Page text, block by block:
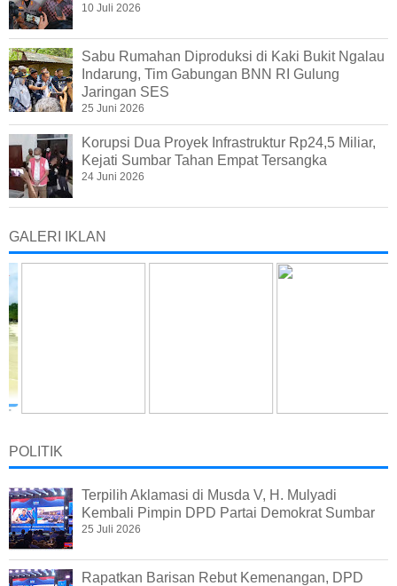
10 Juli 2026
Sabu Rumahan Diproduksi di Kaki Bukit Ngalau
Indarung, Tim Gabungan BNN RI Gulung
Jaringan SES
25 Juni 2026
Korupsi Dua Proyek Infrastruktur Rp24,5 Miliar,
Kejati Sumbar Tahan Empat Tersangka
24 Juni 2026
GALERI IKLAN
POLITIK
Terpilih Aklamasi di Musda V, H. Mulyadi
Kembali Pimpin DPD Partai Demokrat Sumbar
25 Juli 2026
Rapatkan Barisan Rebut Kemenangan, DPD